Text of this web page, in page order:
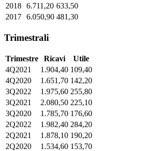
2018 6.711,20 633,50
2017 6.050,90 481,30
Trimestrali
Trimestre Ricavi
Utile
4Q2021
1.904,40 109,40
4Q2020
1.651,70 142,20
3Q2022
1.975,60 255,80
3Q2021
2.080,50 225,10
3Q2020
1.785,70 176,60
2Q2022
1.982,40 284,20
2Q2021
1.878,10 190,20
2Q2020
1.534,60 153,70